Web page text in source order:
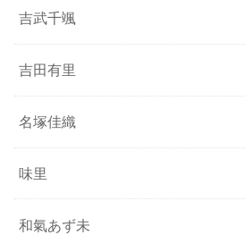
吉武千颯
吉田有里
名塚佳織
味里
和氣あず未